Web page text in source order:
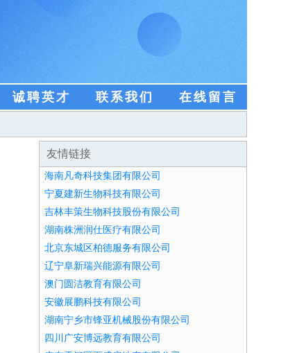
诚聘英才 联系我们 在线留言
友情链接
海南凡奇科技集团有限公司
宁夏建新生物科技有限公司
吉林丰策生物科技股份有限公司
湖南株洲润仕医疗有限公司
北京东城区柏德服务有限公司
辽宁阜新瑞兴能源有限公司
澳门圆洁教育有限公司
安徽展鹏科技有限公司
湖南宁乡市锋亚机械股份有限公司
四川广安博远教育有限公司